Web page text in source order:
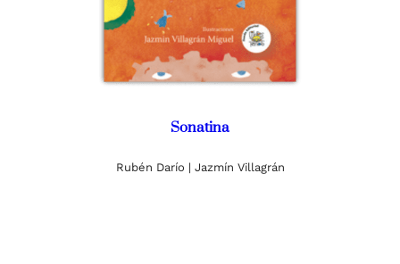
Sonatina
Rubén Darío | Jazmín Villagrán